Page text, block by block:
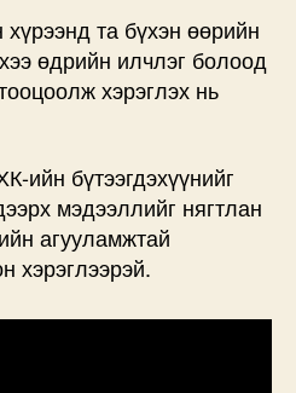
та бүхэн өөрийн
өдрийн илчлэг болоод
хэрэглэх нь
ийн бүтээгдэхүүнийг
мэдээллийг нягтлан
агууламжтай
хэрэглээрэй.